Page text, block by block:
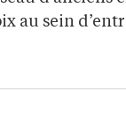
au sein